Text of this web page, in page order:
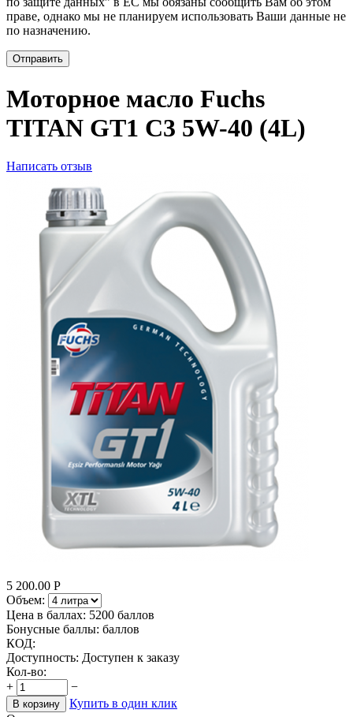
праве, однако мы не планируем использовать Ваши данные не
по назначению.
Отправить
Моторное масло Fuchs
TITAN GT1 C3 5W-40 (4L)
Написать отзыв
5 200.00 Р
Объем:
Цена в баллах: 5200 баллов
Бонусные баллы: баллов
КОД:
Доступность: Доступен к заказу
Кол-во:
+
−
В корзину
Купить в один клик